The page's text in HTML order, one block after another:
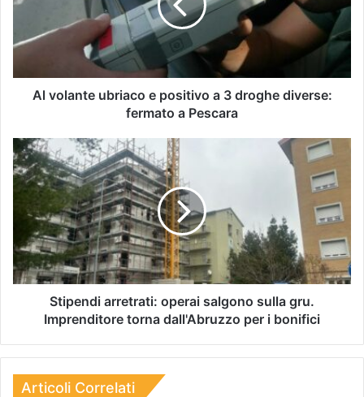
Al volante ubriaco e positivo a 3 droghe diverse:
fermato a Pescara
Stipendi arretrati: operai salgono sulla gru.
Imprenditore torna dall'Abruzzo per i bonifici
Articoli Correlati